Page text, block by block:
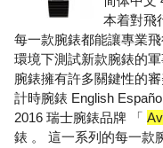
本着對飛
每一款腕錶都能讓專業
環境下測試新款腕錶的
腕錶擁有許多關鍵性的審
計時腕錶 English
2016 瑞士腕錶品牌 「
錶 。 這一系列的每一款